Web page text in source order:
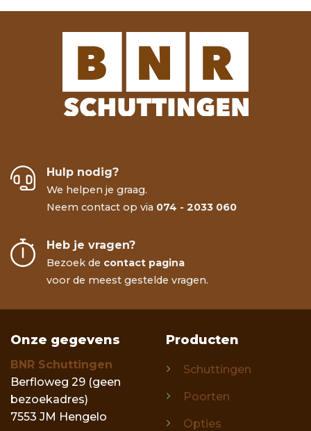
Hulp nodig?
We helpen je graag.
Neem contact op via 074 - 2033 060
Heb je vragen?
Bezoek de contact pagina
voor de meest gestelde vragen.
Onze gegevens
BNR Schuttingen
Berfloweg 29 (geen
bezoekadres)
7553 JM Hengelo
Producten
Schuttingen
Poorten
Opties